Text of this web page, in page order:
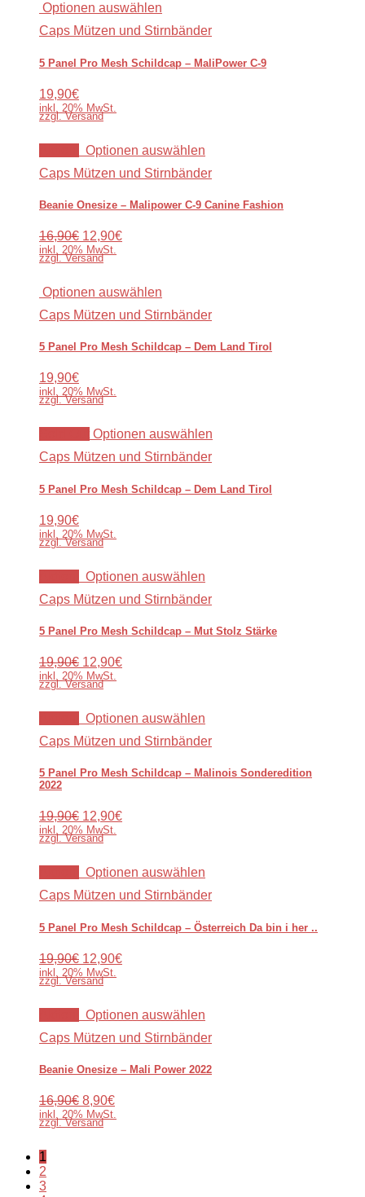
Optionen auswählen
Caps Mützen und Stirnbänder
5 Panel Pro Mesh Schildcap – MaliPower C-9
19,90€
inkl. 20% MwSt.
zzgl. Versand
Optionen auswählen
Caps Mützen und Stirnbänder
Beanie Onesize – Malipower C-9 Canine Fashion
16,90€ 12,90€
inkl. 20% MwSt.
zzgl. Versand
Optionen auswählen
Caps Mützen und Stirnbänder
5 Panel Pro Mesh Schildcap – Dem Land Tirol
19,90€
inkl. 20% MwSt.
zzgl. Versand
Optionen auswählen
Caps Mützen und Stirnbänder
5 Panel Pro Mesh Schildcap – Dem Land Tirol
19,90€
inkl. 20% MwSt.
zzgl. Versand
Optionen auswählen
Caps Mützen und Stirnbänder
5 Panel Pro Mesh Schildcap – Mut Stolz Stärke
19,90€ 12,90€
inkl. 20% MwSt.
zzgl. Versand
Optionen auswählen
Caps Mützen und Stirnbänder
5 Panel Pro Mesh Schildcap – Malinois Sonderedition
2022
19,90€ 12,90€
inkl. 20% MwSt.
zzgl. Versand
Optionen auswählen
Caps Mützen und Stirnbänder
5 Panel Pro Mesh Schildcap – Österreich Da bin i her ..
19,90€ 12,90€
inkl. 20% MwSt.
zzgl. Versand
Optionen auswählen
Caps Mützen und Stirnbänder
Beanie Onesize – Mali Power 2022
16,90€ 8,90€
inkl. 20% MwSt.
zzgl. Versand
1
2
3